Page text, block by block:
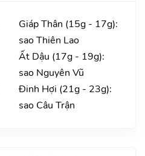
Giáp Thân (15g - 17g):
sao Thiên Lao
Ất Dậu (17g - 19g):
sao Nguyên Vũ
Đinh Hợi (21g - 23g):
sao Câu Trận